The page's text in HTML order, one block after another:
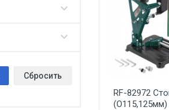
Сбросить
RF-82972
(O115,125мм)